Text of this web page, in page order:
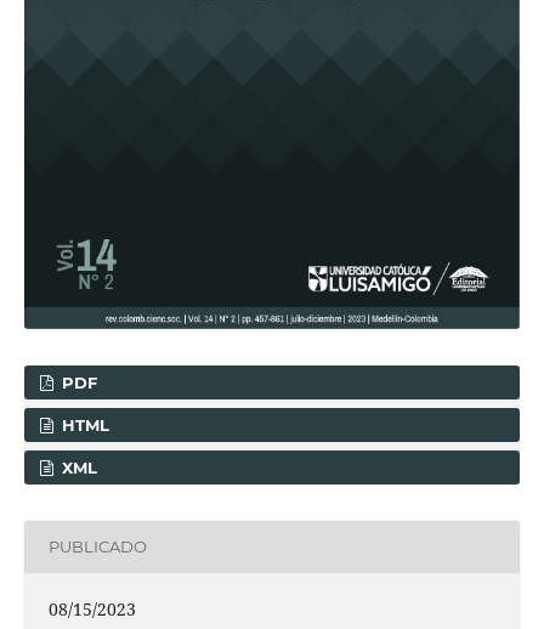
PDF
HTML
XML
PUBLICADO
08/15/2023